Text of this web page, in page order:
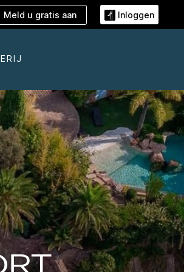
Meld u gratis aan Inloggen